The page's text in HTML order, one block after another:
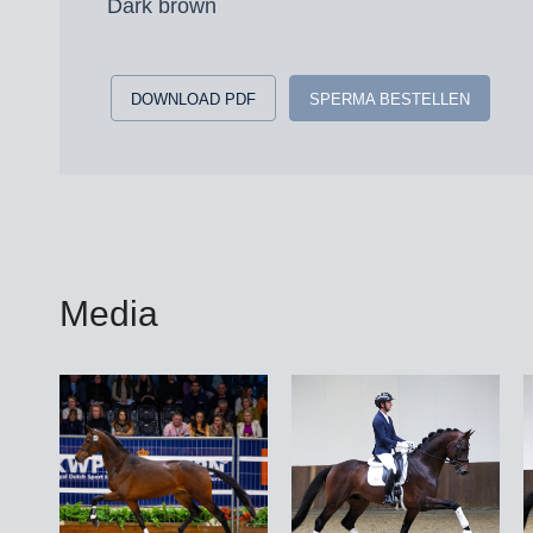
Dark brown
DOWNLOAD PDF SPERMA BESTELLEN
Media